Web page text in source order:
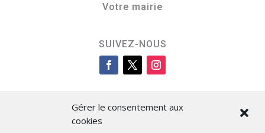
Gérer le consentement aux
cookies
Votre mairie
SUIVEZ-NOUS